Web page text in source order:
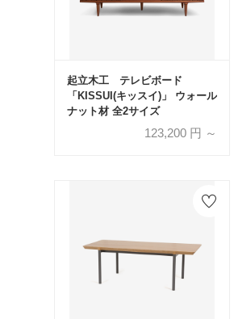
起立木工 テレビボード
「KISSUI(キッスイ)」 ウォール
ナット材 全2サイズ
123,200円 ～